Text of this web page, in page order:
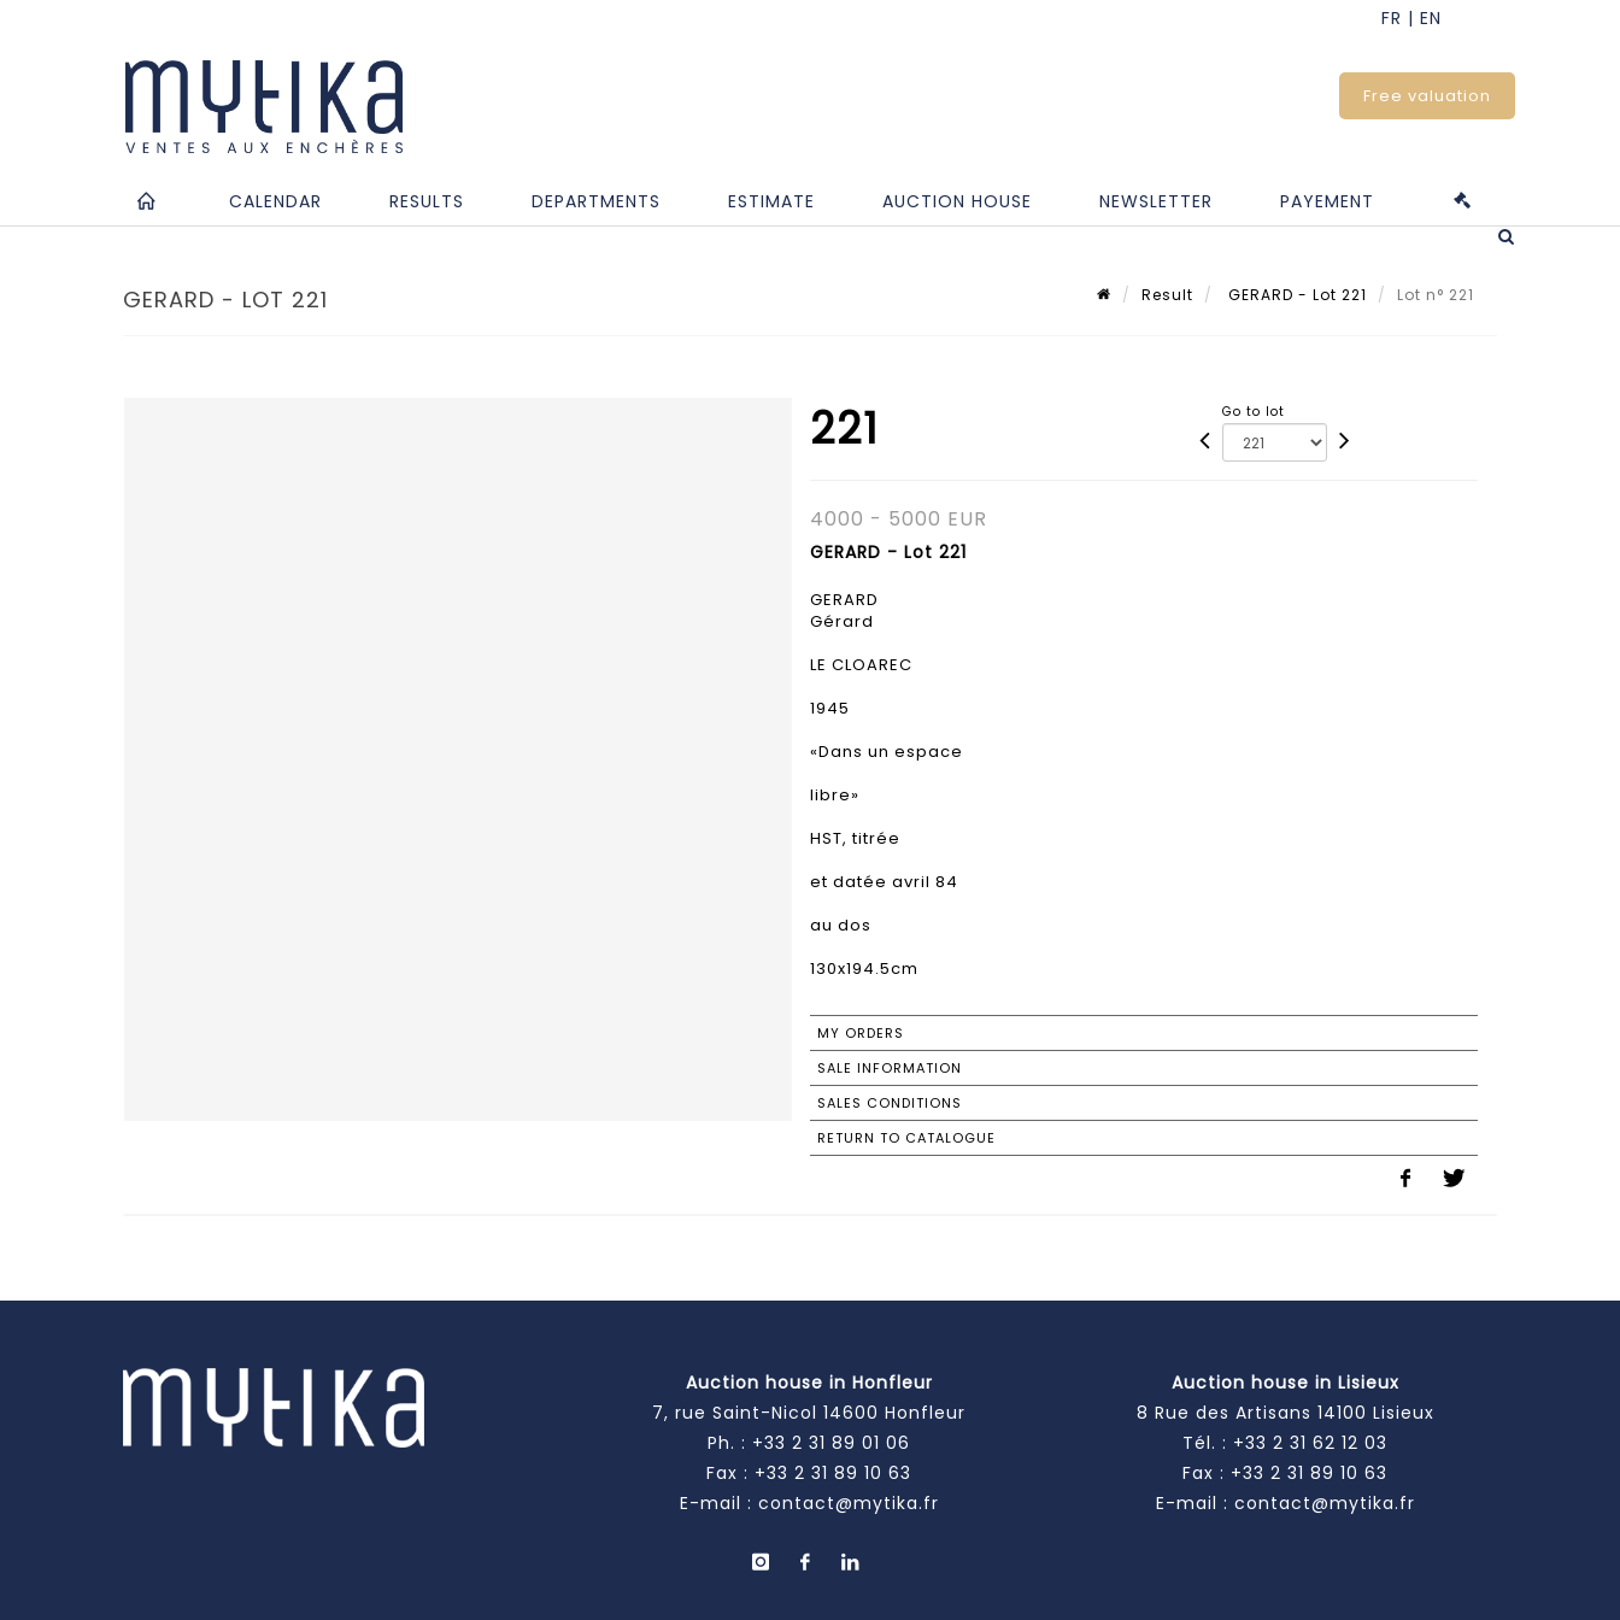
Free valuation
CALENDAR RESULTS DEPARTMENTS ESTIMATE AUCTION HOUSE NEWSLETTER PAYEMENT
GERARD - LOT 221 Result GERARD - Lot 221 Lot n° 221
221 Go to lot
4000 - 5000 EUR
GERARD - Lot 221
GERARD
Gérard
LE CLOAREC
1945
«Dans un espace
libre»
HST, titrée
et datée avril 84
au dos
130x194.5cm
MY ORDERS
SALE INFORMATION
SALES CONDITIONS
RETURN TO CATALOGUE
Auction house in Honfleur
7, rue Saint-Nicol 14600 Honfleur
Ph. : +33 2 31 89 01 06
Fax : +33 2 31 89 10 63
E-mail : contact@mytika.fr
Auction house in Lisieux
8 Rue des Artisans 14100 Lisieux
Tél. : +33 2 31 62 12 03
Fax : +33 2 31 89 10 63
E-mail : contact@mytika.fr